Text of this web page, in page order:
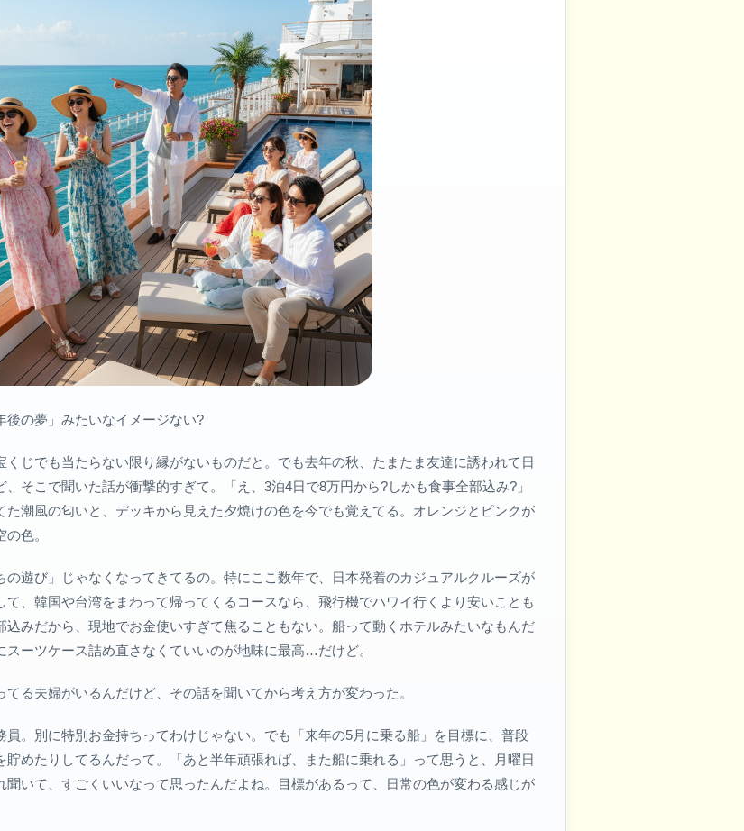
後の夢」みたいなイメージない?
じでも当たらない限り縁がないものだと。でも去年の秋、たまたま友達に誘われて日
そこで聞いた話が衝撃的すぎて。「え、3泊4日で8万円から?しかも食事全部込み?」
潮風の匂いと、デッキから見えた夕焼けの色を今でも覚えてる。オレンジとピンクが
色。
遊び」じゃなくなってきてるの。特にここ数年で、日本発着のカジュアルクルーズが
、韓国や台湾をまわって帰ってくるコースなら、飛行機でハワイ行くより安いことも
みだから、現地でお金使いすぎて焦ることもない。船って動くホテルみたいなもんだ
ーツケース詰め直さなくていいのが地味に最高…だけど。
る夫婦がいるんだけど、その話を聞いてから考え方が変わった。
。別に特別お金持ちってわけじゃない。でも「来年の5月に乗る船」を目標に、普段
めたりしてるんだって。「あと半年頑張れば、また船に乗れる」って思うと、月曜日
いて、すごくいいなって思ったんだよね。目標があるって、日常の色が変わる感じが